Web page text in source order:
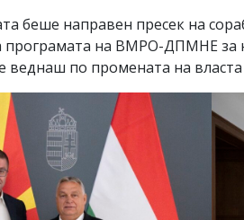
беше направен пресек на
програмата на ВМРО-ДПМНЕ за
веднаш по промената на